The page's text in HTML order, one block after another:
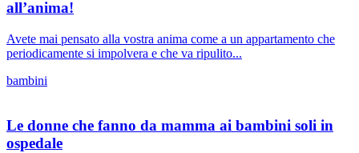
all’anima!
Avete mai pensato alla vostra anima come a un appartamento che
periodicamente si impolvera e che va ripulito...
bambini
Le donne che fanno da mamma ai bambini soli in
ospedale